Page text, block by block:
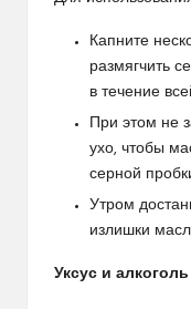
Капните
размягчить
в течение
При этом не
ухо, чтобы
серной
Утром
излишки
Уксус и алкоголь